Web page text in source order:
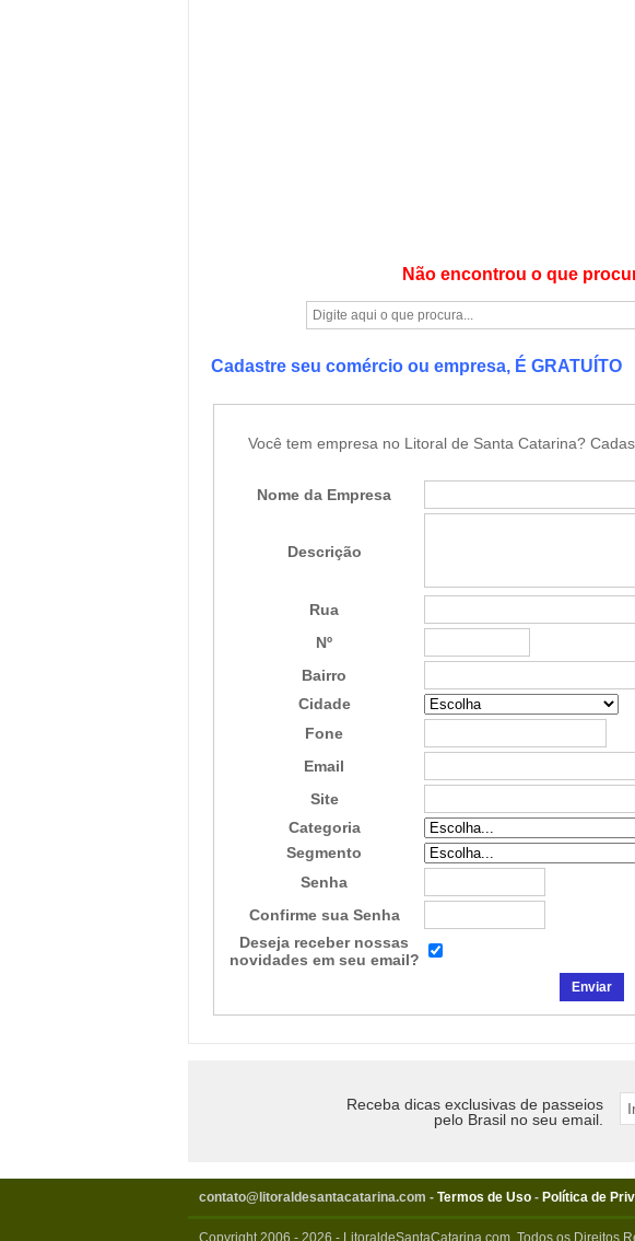
Não encontrou o que
Cadastre seu comércio ou empresa, É GRATUÍTO
Você tem empresa no Litoral de Santa Catarina?
Nome da Empresa
Descrição
Rua
Nº
Bairro
Cidade
Fone
Email
Site
Categoria
Segmento
Senha
Confirme sua Senha
Deseja receber nossas
novidades em seu email?
Receba dicas exclusivas de passeios
pelo Brasil no seu email.
contato@litoraldesantacatarina.com - Termos de Uso - Política de
Copyright 2006 - 2026 - LitoraldeSantaCatarina.com. Todos os Direitos